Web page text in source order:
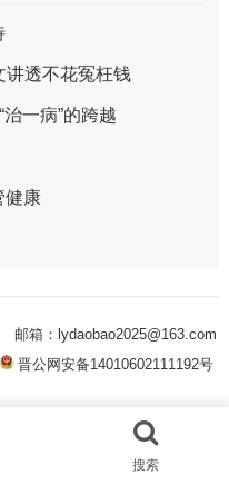
讲透不花冤枉钱
一病”的跨越
健康
邮箱：lydaobao2025@163.com
晋公网安备14010602111192号
搜索